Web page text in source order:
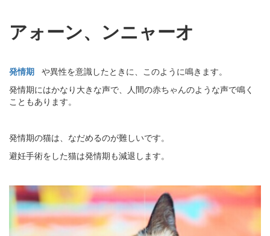
アォーン、ンニャーオ
発情期 や異性を意識したときに、このように鳴きます。
発情期にはかなり大きな声で、人間の赤ちゃんのような声で鳴く
こともあります。
発情期の猫は、なだめるのが難しいです。
避妊手術をした猫は発情期も減退します。